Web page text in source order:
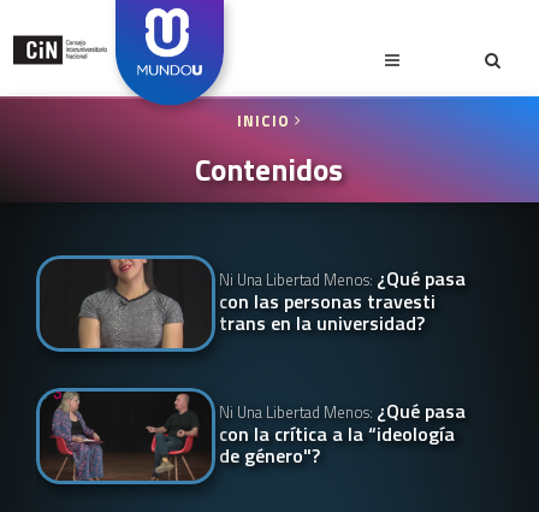
INICIO
Contenidos
Ni Una Libertad Menos: ¿Qué pasa
con las personas travesti
trans en la universidad?
Ni Una Libertad Menos: ¿Qué pasa
con la crítica a la “ideología
de género"?